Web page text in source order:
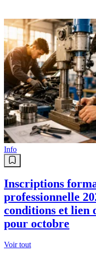
Info
Inscriptions
professionnelle
conditions et lien
pour octobre
Voir tout